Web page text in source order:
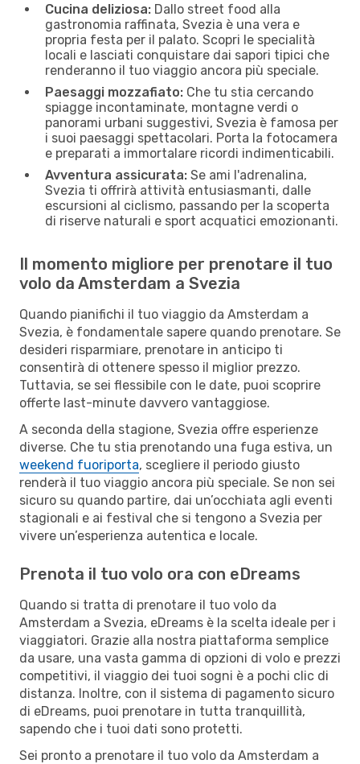
Cucina deliziosa: Dallo street food alla
gastronomia raffinata, Svezia è una vera e
propria festa per il palato. Scopri le specialità
locali e lasciati conquistare dai sapori tipici che
renderanno il tuo viaggio ancora più speciale.
Paesaggi mozzafiato: Che tu stia cercando
spiagge incontaminate, montagne verdi o
panorami urbani suggestivi, Svezia è famosa per
i suoi paesaggi spettacolari. Porta la fotocamera
e preparati a immortalare ricordi indimenticabili.
Avventura assicurata: Se ami l'adrenalina,
Svezia ti offrirà attività entusiasmanti, dalle
escursioni al ciclismo, passando per la scoperta
di riserve naturali e sport acquatici emozionanti.
Il momento migliore per prenotare il tuo
volo da Amsterdam a Svezia
Quando pianifichi il tuo viaggio da Amsterdam a
Svezia, è fondamentale sapere quando prenotare. Se
desideri risparmiare, prenotare in anticipo ti
consentirà di ottenere spesso il miglior prezzo.
Tuttavia, se sei flessibile con le date, puoi scoprire
offerte last-minute davvero vantaggiose.
A seconda della stagione, Svezia offre esperienze
diverse. Che tu stia prenotando una fuga estiva, un
weekend fuoriporta, scegliere il periodo giusto
renderà il tuo viaggio ancora più speciale. Se non sei
sicuro su quando partire, dai un’occhiata agli eventi
stagionali e ai festival che si tengono a Svezia per
vivere un’esperienza autentica e locale.
Prenota il tuo volo ora con eDreams
Quando si tratta di prenotare il tuo volo da
Amsterdam a Svezia, eDreams è la scelta ideale per i
viaggiatori. Grazie alla nostra piattaforma semplice
da usare, una vasta gamma di opzioni di volo e prezzi
competitivi, il viaggio dei tuoi sogni è a pochi clic di
distanza. Inoltre, con il sistema di pagamento sicuro
di eDreams, puoi prenotare in tutta tranquillità,
sapendo che i tuoi dati sono protetti.
Sei pronto a prenotare il tuo volo da Amsterdam a